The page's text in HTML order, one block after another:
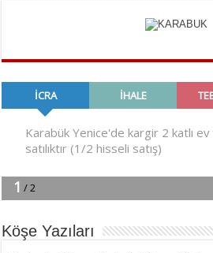
Köşe Yazıları